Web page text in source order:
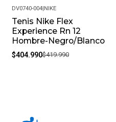
-4%
DV0740-004|NIKE
Tenis Nike Flex
Experience Rn 12
Hombre-Negro/Blanco
$404.990$419.990